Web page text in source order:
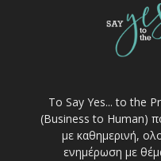
Το Say Yes... to the
(Business to Human)
με καθημερινή,
ενημέρωση με